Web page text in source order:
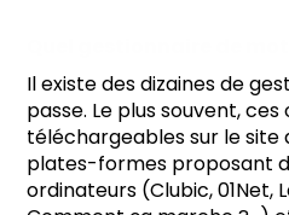
Il existe des dizaines de
passe. Le plus souvent, ces
téléchargeables sur le site
plates-formes proposant
ordinateurs (Clubic, 01Net,